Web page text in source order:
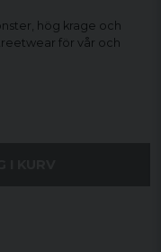
hög krage och
för vår och